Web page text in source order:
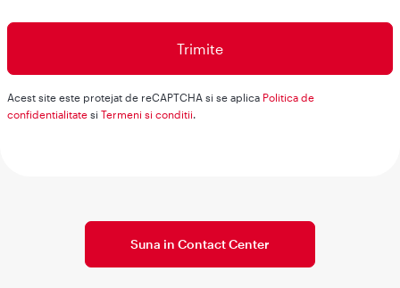
Acest site este protejat de reCAPTCHA si se aplica Politica de
confidentialitate si Termeni si conditii.
Suna in Contact Center